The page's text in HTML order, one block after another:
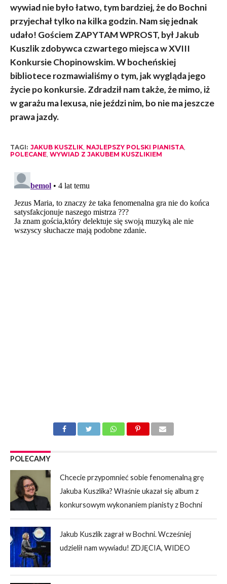
wywiad nie było łatwo, tym bardziej, że do Bochni
przyjechał tylko na kilka godzin. Nam się jednak
udało! Gościem ZAPYTAM WPROST, był Jakub
Kuszlik zdobywca czwartego miejsca w XVIII
Konkursie Chopinowskim. W bocheńskiej
bibliotece rozmawialiśmy o tym, jak wygląda jego
życie po konkursie. Zdradził nam także, że mimo, iż
w garażu ma lexusa, nie jeździ nim, bo nie ma jeszcze
prawa jazdy.
TAGI: JAKUB KUSZLIK, NAJLEPSZY POLSKI PIANISTA,
POLECANE, WYWIAD Z JAKUBEM KUSZLIKIEM
POLECAMY
Chcecie przypomnieć sobie fenomenalną grę
Jakuba Kuszlika? Właśnie ukazał się album z
konkursowym wykonaniem pianisty z Bochni
Jakub Kuszlik zagrał w Bochni. Wcześniej
udzielił nam wywiadu! ZDJĘCIA, WIDEO